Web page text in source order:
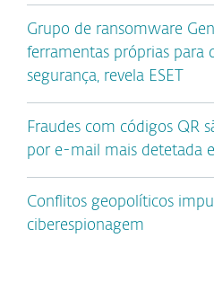
Grupo de ransomware
ferramentas próprias para
segurança, revela ESET
Fraudes com códigos QR
por e-mail mais detetada
Conflitos geopolíticos
ciberespionagem